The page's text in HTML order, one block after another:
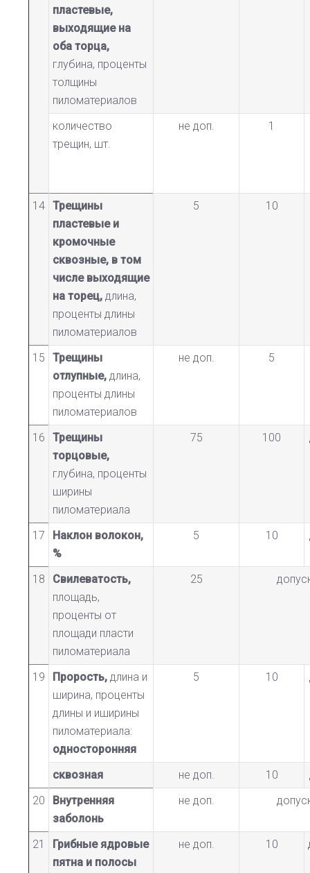
пластевые,
выходящие на
оба торца,
глубина, проценты
толщины
пиломатериалов
количество
трещин, шт.
не доп.
1
14 Трещины
пластевые и
кромочные
сквозные, в том
числе выходящие
на торец, длина,
проценты длины
пиломатериалов
5 10
15
Трещины
отлупные, длина,
проценты длины
пиломатериалов
не доп. 5
16
Трещины
торцовые,
глубина, проценты
ширины
пиломатериала
75 100
17
Наклон волокон,
%
5 10
18
Свилеватость,
площадь,
проценты от
площади пласти
пиломатериала
25
19 Прорость, длина и
ширина, проценты
длины и иширины
пиломатериала:
односторонняя
5 10
сквозная не доп. 10
20
Внутренняя
заболонь
не доп.
21
Грибные ядровые
пятна и полосы
не доп. 10